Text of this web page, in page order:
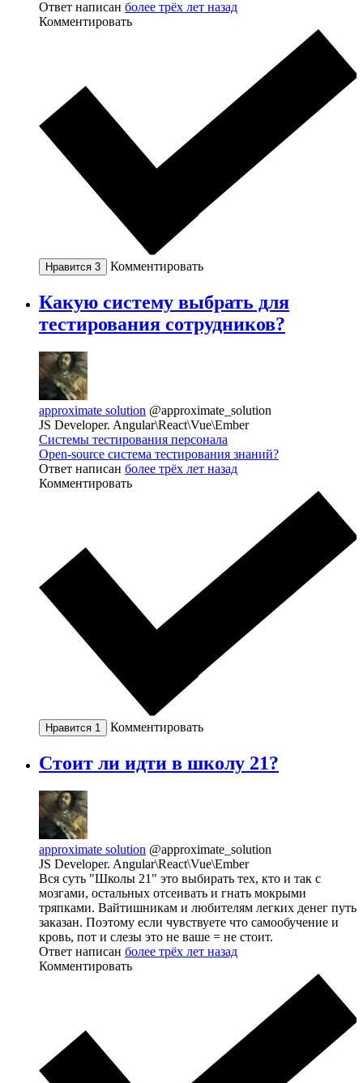
Ответ написан более трёх лет назад
Комментировать
Нравится 3 Комментировать
Какую систему выбрать для
тестирования сотрудников?
approximate solution @approximate_solution
JS Developer. Angular\React\Vue\Ember
Системы тестирования персонала
Open-source система тестирования знаний?
Ответ написан более трёх лет назад
Комментировать
Нравится 1 Комментировать
Стоит ли идти в школу 21?
approximate solution @approximate_solution
JS Developer. Angular\React\Vue\Ember
Вся суть "Школы 21" это выбирать тех, кто и так с
мозгами, остальных отсеивать и гнать мокрыми
тряпками. Вайтишникам и любителям легких денег путь
заказан. Поэтому если чувствуете что самообучение и
кровь, пот и слезы это не ваше = не стоит.
Ответ написан более трёх лет назад
Комментировать